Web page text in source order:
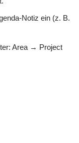
Notiz ein (z. B.
Area → Project